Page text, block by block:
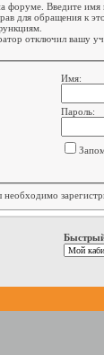
форуме. Введите имя
для обращения к
отключил вашу
Имя:
Пароль:
необходимо